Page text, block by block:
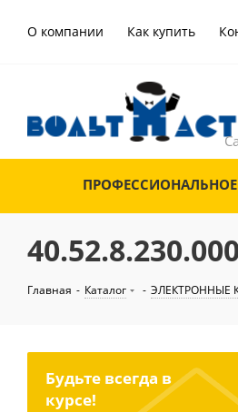
О компании Как купить
Главная - Каталог - ЭЛЕКТРОННЫЕ
Будьте всегда в
курсе!